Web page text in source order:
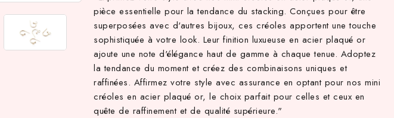
pièce essentielle pour la tendance du stacking. Conçues pour être
superposées avec d'autres bijoux, ces créoles apportent une touche
sophistiquée à votre look. Leur finition luxueuse en acier plaqué or
ajoute une note d'élégance haut de gamme à chaque tenue. Adoptez
la tendance du moment et créez des combinaisons uniques et
raffinées. Affirmez votre style avec assurance en optant pour nos mini
créoles en acier plaqué or, le choix parfait pour celles et ceux en
quête de raffinement et de qualité supérieure."